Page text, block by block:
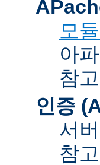
모
아
참
인증
서
참